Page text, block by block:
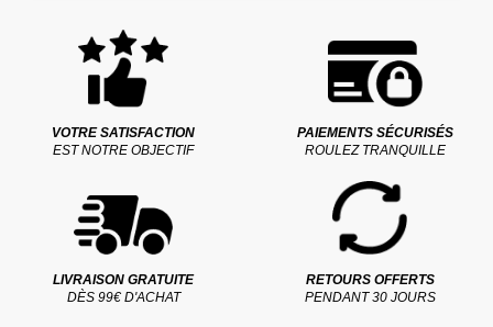
VOTRE SATISFACTION
EST NOTRE OBJECTIF
PAIEMENTS SÉCURISÉS
ROULEZ TRANQUILLE
LIVRAISON GRATUITE
DÈS 99€ D'ACHAT
RETOURS OFFERTS
PENDANT 30 JOURS